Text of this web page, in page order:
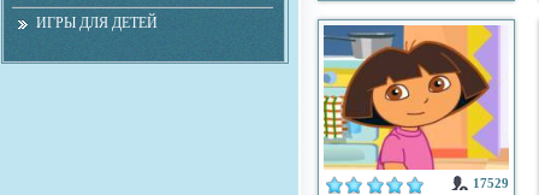
ИГРЫ ДЛЯ ДЕТЕЙ
17529